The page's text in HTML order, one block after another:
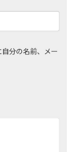
分の名前、メー